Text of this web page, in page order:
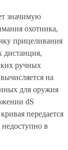
значимую
охотника,
прицеливания
дистанция,
ручных
на
для оружия
dS
передается
в